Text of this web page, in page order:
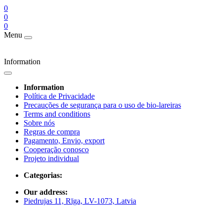
0
0
0
Menu
Information
Information
Política de Privacidade
Precauções de segurança para o uso de bio-lareiras
Terms and conditions
Sobre nós
Regras de compra
Pagamento, Envio, export
Cooperação conosco
Projeto individual
Categorias:
Our address:
Piedrujas 11, Rīga, LV-1073, Latvia